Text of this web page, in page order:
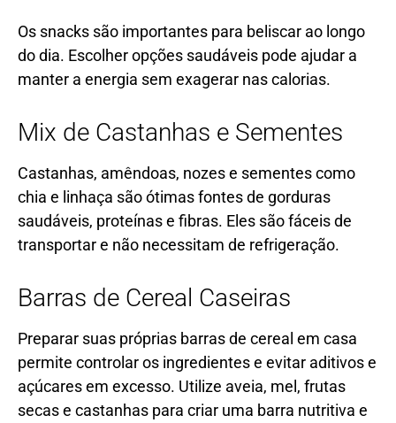
Os snacks são importantes para beliscar ao longo
do dia. Escolher opções saudáveis pode ajudar a
manter a energia sem exagerar nas calorias.
Mix de Castanhas e Sementes
Castanhas, amêndoas, nozes e sementes como
chia e linhaça são ótimas fontes de gorduras
saudáveis, proteínas e fibras. Eles são fáceis de
transportar e não necessitam de refrigeração.
Barras de Cereal Caseiras
Preparar suas próprias barras de cereal em casa
permite controlar os ingredientes e evitar aditivos e
açúcares em excesso. Utilize aveia, mel, frutas
secas e castanhas para criar uma barra nutritiva e